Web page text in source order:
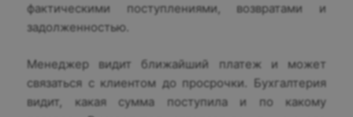
фактическими поступлениями, возвратами и
задолженностью.
Менеджер видит ближайший платеж и может
связаться с клиентом до просрочки. Бухгалтерия
видит, какая сумма поступила и по какому